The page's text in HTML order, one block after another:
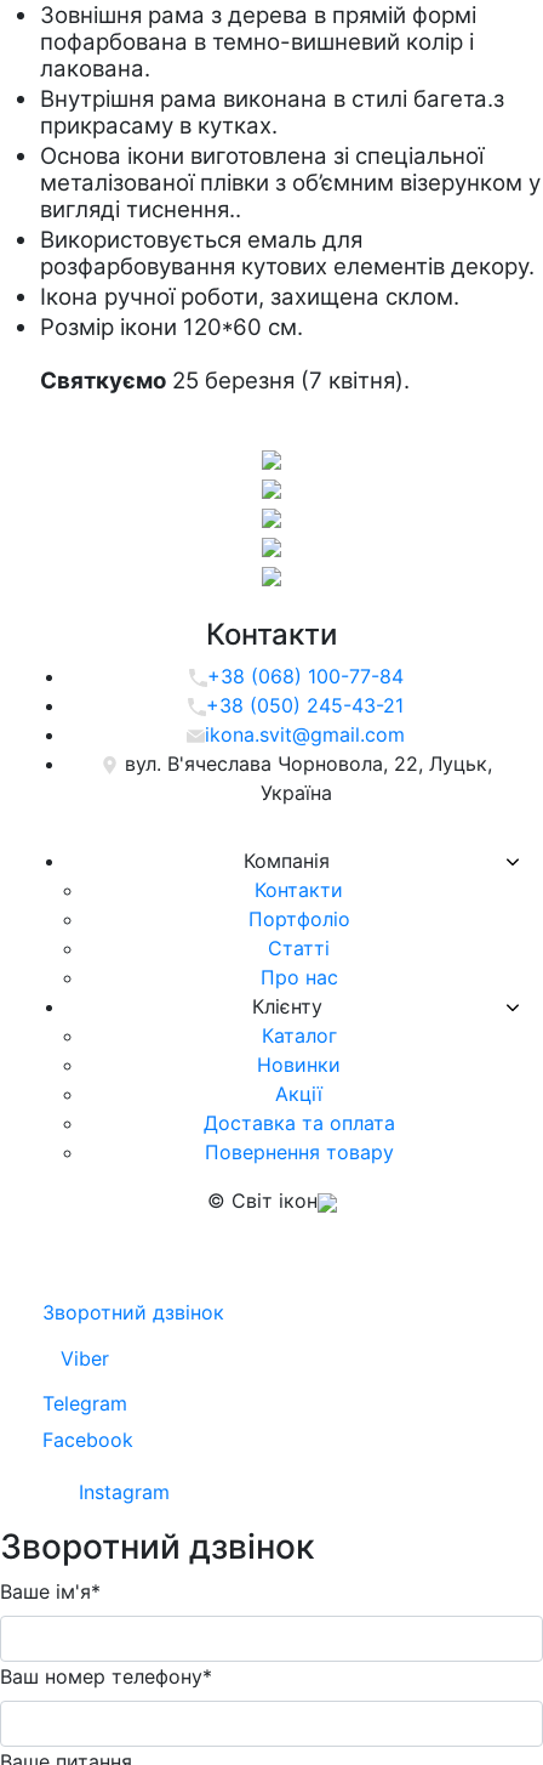
Зовнішня рама з дерева в прямій формі
пофарбована в темно-вишневий колір і
лакована.
Внутрішня рама виконана в стилі багета.з
прикрасаму в кутках.
Основа ікони виготовлена зі спеціальної
металізованої плівки з об’ємним візерунком у
вигляді тиснення..
Використовується емаль для
розфарбовування кутових елементів декору.
Ікона ручної роботи, захищена склом.
Розмір ікони 120*60 см.
Святкуємо 25 березня (7 квітня).
Компанія
Контакти
Портфоліо
Статті
Про нас
Клієнту
Каталог
Новинки
Акції
Доставка та оплата
Повернення товару
Контакти
+38 (068) 100-77-84
+38 (050) 245-43-21
ikona.svit@gmail.com
вул. В'ячеслава Чорновола, 22, Луцьк,
Україна
© Світ ікон
Зворотний дзвінок
Viber
Telegram
Facebook
Instagram
Зворотний дзвінок
Ваше ім'я*
Ваш номер телефону*